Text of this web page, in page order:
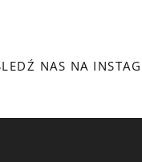
NAS NA